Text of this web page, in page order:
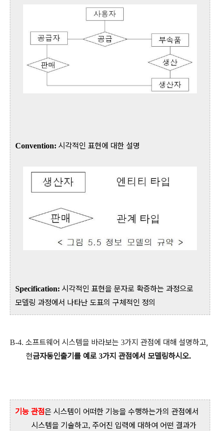
Convention: 시각적인 표현에 대한 설명
Specification: 시각적인 표현을 문자로 확증하는 과정으로
모델링 과정에서 나타난 도표의 구체적인 정의
B-4. 소프트웨어 시스템을 바라보는 3가지 관점에 대해 설명하고,
현금자동인출기를 예로 3가지 관점에서 모델링하시오.
기능 관점은 시스템이 어떠한 기능을 수행하는가의 관점에서
시스템을 기술하고, 주어진 입력에 대하여 어떤 결과가